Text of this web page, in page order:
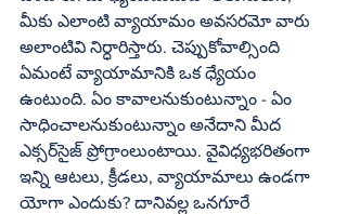
మీకు ఎలాంటి వ్యాయామం అవసరమో వారు
అలాంటివి నిర్ధారిస్తారు. చెప్పుకోవాల్సింది
ఏమంటే వ్యాయామానికి ఒక ధ్యేయం
ఉంటుంది. ఏం కావాలనుకుంటున్నాం - ఏం
సాధించాలనుకుంటున్నాం అనేదాని మీద
ఎక్సర్‌సైజ్‌ ప్రోగ్రాంలుంటాయి. వైవిధ్యభరితంగా
ఇన్ని ఆటలు, క్రీడలు, వ్యాయామాలు ఉండగా
యోగా ఎందుకు? దానివల్ల ఒనగూరే